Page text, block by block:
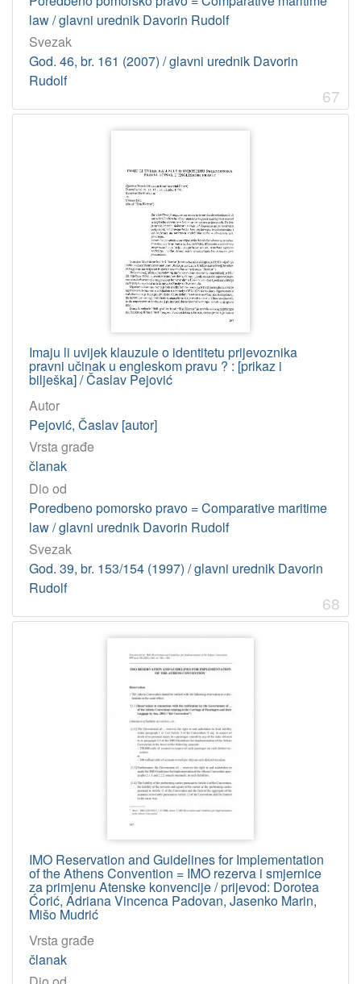
law / glavni urednik Davorin Rudolf
Svezak
God. 46, br. 161 (2007) / glavni urednik Davorin
Rudolf
67
Imaju li uvijek klauzule o identitetu prijevoznika
pravni učinak u engleskom pravu ? : [prikaz i
bilješka] / Časlav Pejović
Autor
Pejović, Časlav [autor]
Vrsta građe
članak
Dio od
Poredbeno pomorsko pravo = Comparative maritime
law / glavni urednik Davorin Rudolf
Svezak
God. 39, br. 153/154 (1997) / glavni urednik Davorin
Rudolf
68
IMO Reservation and Guidelines for Implementation
of the Athens Convention = IMO rezerva i smjernice
za primjenu Atenske konvencije / prijevod: Dorotea
Ćorić, Adriana Vincenca Padovan, Jasenko Marin,
Mišo Mudrić
Vrsta građe
članak